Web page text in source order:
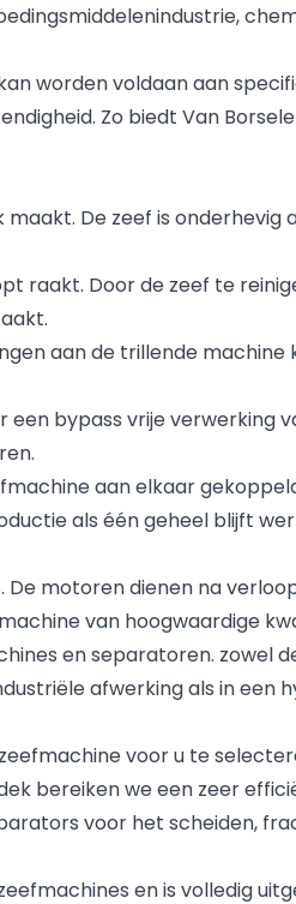
worden voldaan aan
Zo biedt Van
De zeef is onderhevig
raakt. Door de zeef te
aan de trillende machine
een bypass vrije verwerking
aan elkaar
als één geheel blijft
motoren dienen na
van hoogwaardige
en separatoren. zowel
afwerking als in een
voor u te
bereiken we een zeer
voor het scheiden,
en is volledig